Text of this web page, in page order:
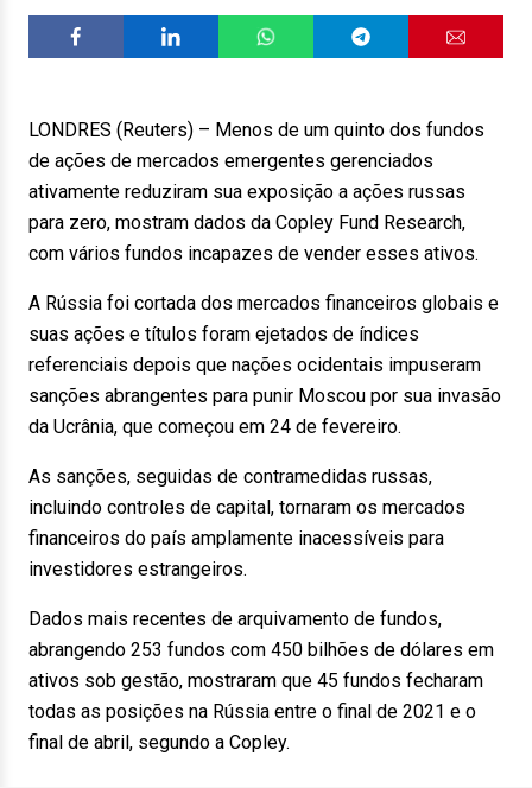
LONDRES (Reuters) – Menos de um quinto dos fundos
de ações de mercados emergentes gerenciados
ativamente reduziram sua exposição a ações russas
para zero, mostram dados da Copley Fund Research,
com vários fundos incapazes de vender esses ativos.
A Rússia foi cortada dos mercados financeiros globais e
suas ações e títulos foram ejetados de índices
referenciais depois que nações ocidentais impuseram
sanções abrangentes para punir Moscou por sua invasão
da Ucrânia, que começou em 24 de fevereiro.
As sanções, seguidas de contramedidas russas,
incluindo controles de capital, tornaram os mercados
financeiros do país amplamente inacessíveis para
investidores estrangeiros.
Dados mais recentes de arquivamento de fundos,
abrangendo 253 fundos com 450 bilhões de dólares em
ativos sob gestão, mostraram que 45 fundos fecharam
todas as posições na Rússia entre o final de 2021 e o
final de abril, segundo a Copley.